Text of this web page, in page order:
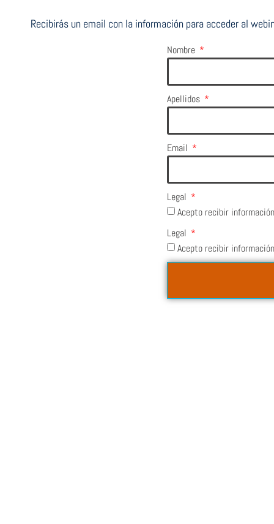
Recibirás un email con la información para acceder al
Nombre
Apellidos
Email
Legal
Acepto recibir
Legal
Acepto recibir